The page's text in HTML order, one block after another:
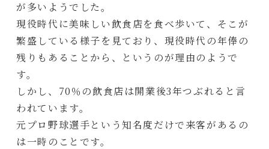
が多いようでした。
現役時代に美味しい飲食店を食べ歩いて、そこが
繁盛している様子を見ており、現役時代の年俸の
残りもあることから、というのが理由のようで
す。
しかし、70％の飲食店は開業後3年つぶれると言
われています。
元プロ野球選手という知名度だけで来客があるの
は一時のことです。